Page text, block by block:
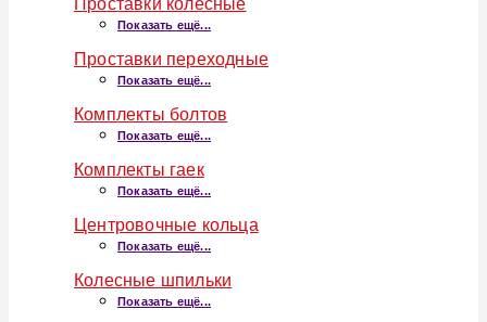
Проставки колесные
Показать ещё...
Проставки переходные
Показать ещё...
Комплекты болтов
Показать ещё...
Комплекты гаек
Показать ещё...
Центровочные кольца
Показать ещё...
Колесные шпильки
Показать ещё...